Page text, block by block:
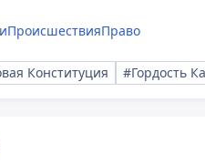
ПроисшествияПраво
Конституция #Гордость